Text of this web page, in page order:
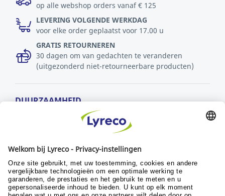
op alle webshop orders vanaf € 125
LEVERING VOLGENDE WERKDAG
voor elke order geplaatst voor 17.00 u
GRATIS RETOURNEREN
30 dagen om van gedachten te veranderen
(uitgezonderd niet-retourneerbare producten)
DUURZAAMHEID
Ontwikkelingsdoelstellingen
© Lyreco 2024